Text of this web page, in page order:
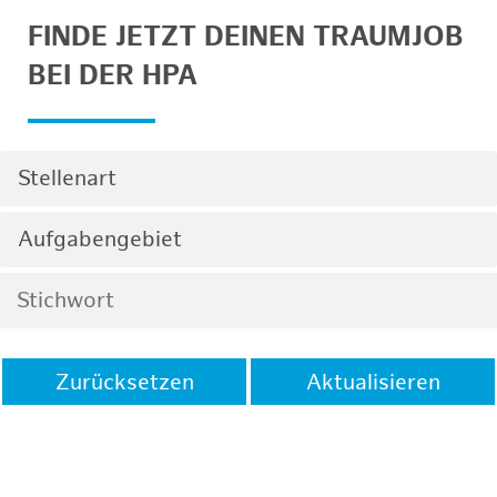
FINDE JETZT DEINEN TRAUMJOB
BEI DER HPA
Stellenart
Aufgabengebiet
Zurücksetzen Aktualisieren